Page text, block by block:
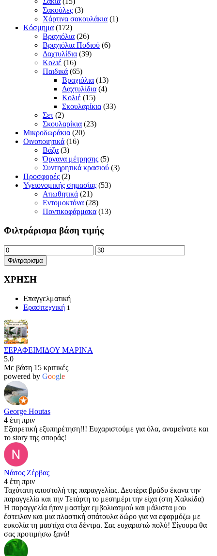
Σακούλες (3)
Χάρτινα σακουλάκια (1)
Κόσμημα (172)
Βραχιόλια (26)
Βραχιόλια Ποδιού (6)
Δαχτυλίδια (39)
Κολιέ (16)
Παιδικά (65)
Βραχιόλια (13)
Δαχτυλίδια (4)
Κολιέ (15)
Σκουλαρίκια (33)
Σετ (2)
Σκουλαρίκια (23)
Μικροδωράκια (20)
Οινοποιητικά (16)
Βάζα (3)
Όργανα μέτρησης (5)
Συντηρητικά κρασιού (3)
Προσφορές (2)
Υγειονομικής σημασίας (53)
Απωθητικά (21)
Εντομοκτόνα (28)
Ποντικοφάρμακα (13)
Φιλτράρισμα βάση τιμής
Ελάχιστη
τιμή
Μέγιστη
τιμή
Φιλτράρισμα
ΧΡΗΣΗ
Επαγγελματική
Ερασιτεχνική 1
ΣΕΡΑΦΕΙΜΙΔΟΥ ΜΑΡΙΝΑ
5.0
Με βάση 15 κριτικές
powered by Google
George Houtas
4 έτη πριν
Εξαιρετική εξυπηρέτηση!!! Ευχαριστούμε για όλα, αναμείνατε και
το story της σποράς!
Νάσος Ζέρβας
4 έτη πριν
Ταχύτατη αποστολή της παραγγελίας. Δευτέρα βράδυ έκανα την
παραγγελία και την Τετάρτη το μεσημέρι την είχα (στη Χαλκίδα)
Η παραγγελία ήταν μαστίχα εμβολιασμού και μάλιστα μου
έστειλαν και μια πλαστική σπάτουλα δώρο για να εφαρμόζω με
ευκολία τη μαστίχα στα δέντρα. Σας ευχαριστώ πολύ! Σίγουρα θα
σας προτιμήσω ξανά!